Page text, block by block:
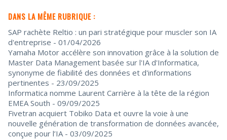
DANS LA MÊME RUBRIQUE :
SAP rachète Reltio : un pari stratégique pour muscler son IA
d'entreprise - 01/04/2026
Yamaha Motor accélère son innovation grâce à la solution de
Master Data Management basée sur l'IA d'Informatica,
synonyme de fiabilité des données et d'informations
pertinentes - 23/09/2025
Informatica nomme Laurent Carrière à la tête de la région
EMEA South - 09/09/2025
Fivetran acquiert Tobiko Data et ouvre la voie à une
nouvelle génération de transformation de données avancée,
conçue pour l’IA - 03/09/2025